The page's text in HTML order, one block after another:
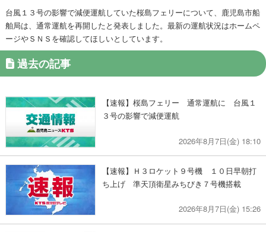
台風１３号の影響で減便運航していた桜島フェリーについて、鹿児島市船
舶局は、通常運航を再開したと発表しました。最新の運航状況はホームペ
ージやＳＮＳを確認してほしいとしています。
過去の記事
【速報】桜島フェリー 通常運航に 台風１
３号の影響で減便運航
2026年8月7日(金) 18:10
【速報】Ｈ３ロケット９号機 １０日早朝打
ち上げ 準天頂衛星みちびき７号機搭載
2026年8月7日(金) 15:26